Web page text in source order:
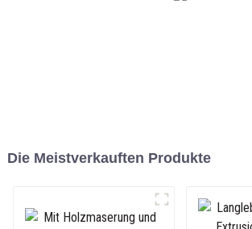
Die Meistverkauften Produkte